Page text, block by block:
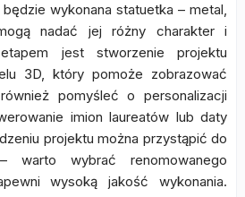
wykonana statuetka – metal,
nadać jej różny charakter i
jest stworzenie projektu
3D, który pomoże zobrazować
pomyśleć o personalizacji
imion laureatów lub daty
projektu można przystąpić do
warto wybrać renomowanego
wysoką jakość wykonania.